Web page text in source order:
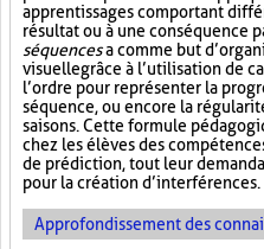
apprentissages comportant
résultat ou à une conséquence
séquencesa comme but
visuellegrâce à l’utilisation de
l’ordre pour représenter la
séquence, ou encore la
saisons. Cette formule
chez les élèves des
de prédiction, tout leur
pour la création d’interférences.
Approfondissement des